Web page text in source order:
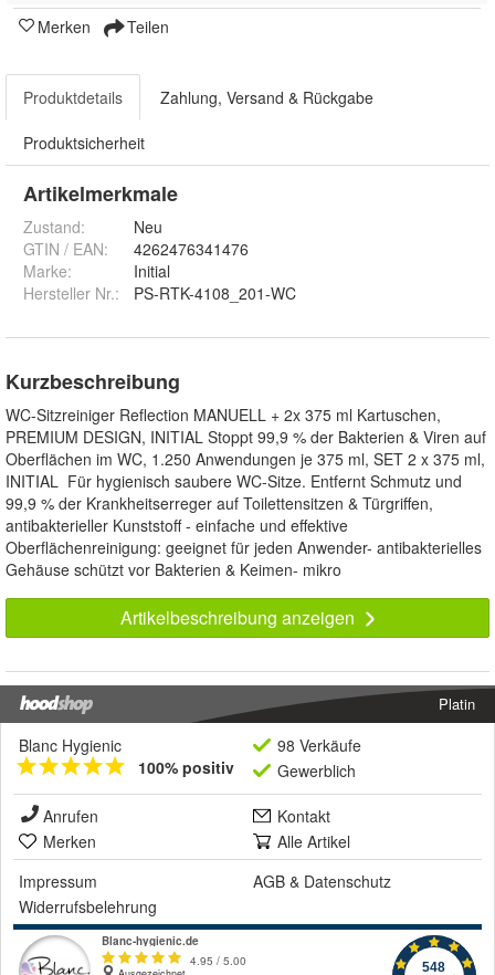
Merken Teilen
Produktdetails Zahlung, Versand & Rückgabe
Produktsicherheit
Artikelmerkmale
Zustand:
Neu
GTIN / EAN:
4262476341476
Marke:
Initial
Hersteller Nr.:
PS-RTK-4108_201-WC
Kurzbeschreibung
WC-Sitzreiniger Reflection MANUELL + 2x 375 ml Kartuschen,
PREMIUM DESIGN, INITIAL Stoppt 99,9 % der Bakterien & Viren auf
Oberflächen im WC, 1.250 Anwendungen je 375 ml, SET 2 x 375 ml,
INITIAL Für hygienisch saubere WC-Sitze. Entfernt Schmutz und
99,9 % der Krankheitserreger auf Toilettensitzen & Türgriffen,
antibakterieller Kunststoff - einfache und effektive
Oberflächenreinigung: geeignet für jeden Anwender- antibakterielles
Gehäuse schützt vor Bakterien & Keimen- mikro
Artikelbeschreibung anzeigen
Platin
Blanc Hygienic
100% positiv
98 Verkäufe
Gewerblich
Anrufen
Kontakt
Merken
Alle Artikel
Impressum
AGB & Datenschutz
Widerrufsbelehrung